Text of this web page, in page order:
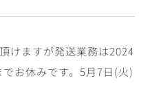
けますが発送業務は2024
お休みです。5月7日(火)